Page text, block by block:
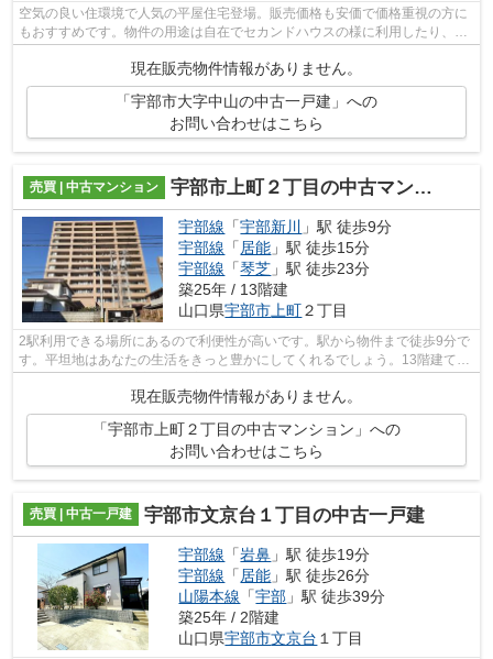
空気の良い住環境で人気の平屋住宅登場。販売価格も安価で価格重視の方に
もおすすめです。物件の用途は自在でセカンドハウスの様に利用したり、倉
現在販売物件情報がありません。
「宇部市大字中山の中古一戸建」への
お問い合わせはこちら
売買 | 中古マンション 宇部市上町２丁目の中古マンション
宇部線 「宇部新川
」駅 徒歩9分
宇部線 「 居能 」駅 徒歩15分
宇部線 「琴芝 」駅 徒歩23分
築25年 / 13階建
山口県宇部市 上町２丁目
2駅利用できる場所にあるので利便性が高いです。駅から物件まで徒歩9分で
す。平坦地はあなたの生活をきっと豊かにしてくれるでしょう。13階建ての
物件ならいつでも快適です。宇部市で...
現在販売物件情報がありません。
「宇部市上町２丁目の中古マンション」への
お問い合わせはこちら
売買 | 中古一戸建 宇部市文京台１丁目の中古一戸建
宇部線 「岩鼻 」駅 徒歩19分
宇部線 「 居能 」駅 徒歩26分
山陽本線 「宇部 」駅 徒歩39分
築25年 / 2階建
山口県宇部市文京台 １丁目